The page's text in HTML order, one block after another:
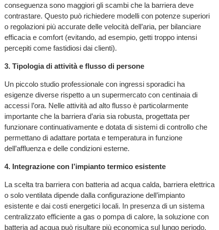
conseguenza sono maggiori gli scambi che la barriera deve
contrastare. Questo può richiedere modelli con potenze superiori
o regolazioni più accurate delle velocità dell’aria, per bilanciare
efficacia e comfort (evitando, ad esempio, getti troppo intensi
percepiti come fastidiosi dai clienti).
3. Tipologia di attività e flusso di persone
Un piccolo studio professionale con ingressi sporadici ha
esigenze diverse rispetto a un supermercato con centinaia di
accessi l’ora. Nelle attività ad alto flusso è particolarmente
importante che la barriera d’aria sia robusta, progettata per
funzionare continuativamente e dotata di sistemi di controllo che
permettano di adattare portata e temperatura in funzione
dell’affluenza e delle condizioni esterne.
4. Integrazione con l’impianto termico esistente
La scelta tra barriera con batteria ad acqua calda, barriera elettrica
o solo ventilata dipende dalla configurazione dell’impianto
esistente e dai costi energetici locali. In presenza di un sistema
centralizzato efficiente a gas o pompa di calore, la soluzione con
batteria ad acqua può risultare più economica sul lungo periodo.